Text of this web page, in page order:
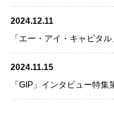
2024.12.11
「エー・アイ・キャピタ
2024.11.15
「GIP」インタビュー特